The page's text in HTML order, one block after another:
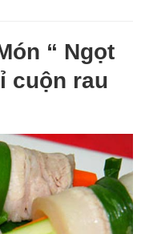
“ Ngọt
cuộn rau